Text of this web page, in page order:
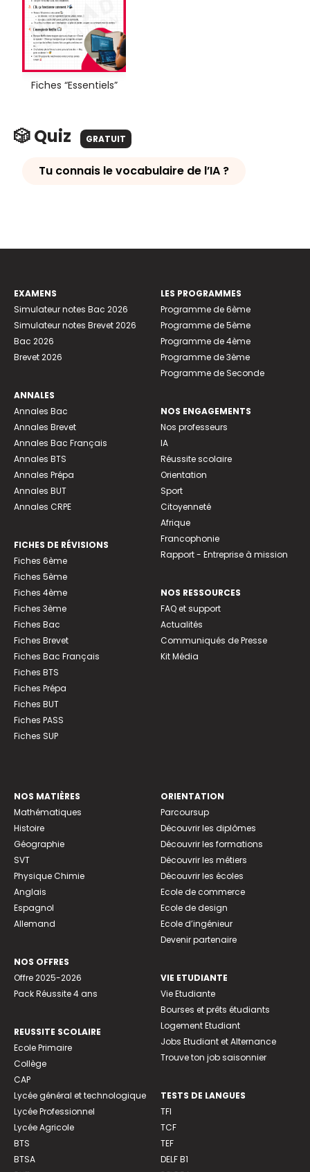
Fiches “Essentiels”
🎲 Quiz GRATUIT
Tu connais le vocabulaire de l’IA ?
EXAMENS
Simulateur notes Bac 2026
Simulateur notes Brevet 2026
Bac 2026
Brevet 2026
ANNALES
Annales Bac
Annales Brevet
Annales Bac Français
Annales BTS
Annales Prépa
Annales BUT
Annales CRPE
FICHES DE RÉVISIONS
Fiches 6ème
Fiches 5ème
Fiches 4ème
Fiches 3ème
Fiches Bac
Fiches Brevet
Fiches Bac Français
Fiches BTS
Fiches Prépa
Fiches BUT
Fiches PASS
Fiches SUP
LES PROGRAMMES
Programme de 6ème
Programme de 5ème
Programme de 4ème
Programme de 3ème
Programme de Seconde
NOS ENGAGEMENTS
Nos professeurs
IA
Réussite scolaire
Orientation
Sport
Citoyenneté
Afrique
Francophonie
Rapport - Entreprise à mission
NOS RESSOURCES
FAQ et support
Actualités
Communiqués de Presse
Kit Média
NOS MATIÈRES
Mathématiques
Histoire
Géographie
SVT
Physique Chimie
Anglais
Espagnol
Allemand
NOS OFFRES
Offre 2025-2026
Pack Réussite 4 ans
REUSSITE SCOLAIRE
Ecole Primaire
Collège
CAP
Lycée général et technologique
Lycée Professionnel
Lycée Agricole
BTS
BTSA
ORIENTATION
Parcoursup
Découvrir les diplômes
Découvrir les formations
Découvrir les métiers
Découvrir les écoles
Ecole de commerce
Ecole de design
Ecole d’ingénieur
Devenir partenaire
VIE ETUDIANTE
Vie Etudiante
Bourses et prêts étudiants
Logement Etudiant
Jobs Etudiant et Alternance
Trouve ton job saisonnier
TESTS DE LANGUES
TFI
TCF
TEF
DELF B1